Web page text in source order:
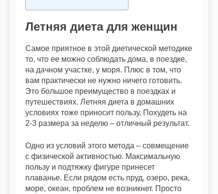
Летняя диета для женщин
Самое приятное в этой диетической методике
то, что ее можно соблюдать дома, в поездке,
на дачном участке, у моря. Плюс в том, что
вам практически не нужно ничего готовить.
Это большое преимущество в поездках и
путешествиях. Летняя диета в домашних
условиях тоже приносит пользу. Похудеть на
2-3 размера за неделю – отличный результат.
Одно из условий этого метода – совмещение
с физической активностью. Максимальную
пользу и подтяжку фигуре принесет
плаванье. Если рядом есть пруд, озеро, река,
море, океан, проблем не возникнет. Просто